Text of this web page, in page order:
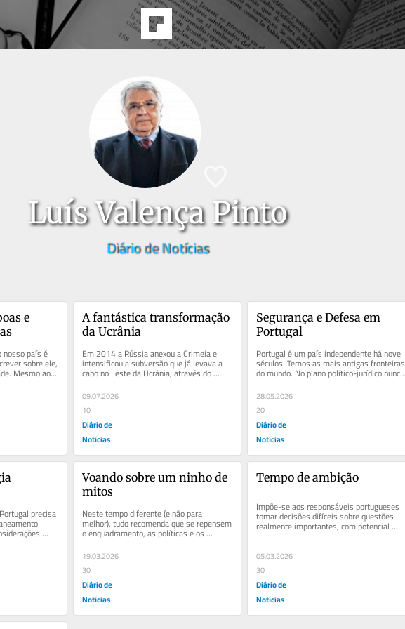
Luís Valença Pinto
Diário de Notícias
e
país é
sobre ele,
Mesmo ao
A fantástica transformação
da Ucrânia
Em 2014 a Rússia anexou a Crimeia e
intensificou a subversão que já levava a
cabo no Leste da Ucrânia, através do
fomento de milícias de russos...
09.07.2026
10
Diário de
Notícias
Segurança e Defesa em
Portugal
Portugal é um país independente há nove
séculos. Temos as mais antigas fronteiras
do mundo. No plano político-jurídico nunca
perdemos a nossa...
28.05.2026
20
Diário de
Notícias
precisa
Voando sobre um ninho de
mitos
Neste tempo diferente (e não para
melhor), tudo recomenda que se repensem
o enquadramento, as políticas e os
instrumentos da Defesa Nacional. A...
19.03.2026
30
Diário de
Notícias
Tempo de ambição
Impõe-se aos responsáveis portugueses
tomar decisões difíceis sobre questões
realmente importantes, com potencial
para afirmar Portugal como um...
05.03.2026
30
Diário de
Notícias